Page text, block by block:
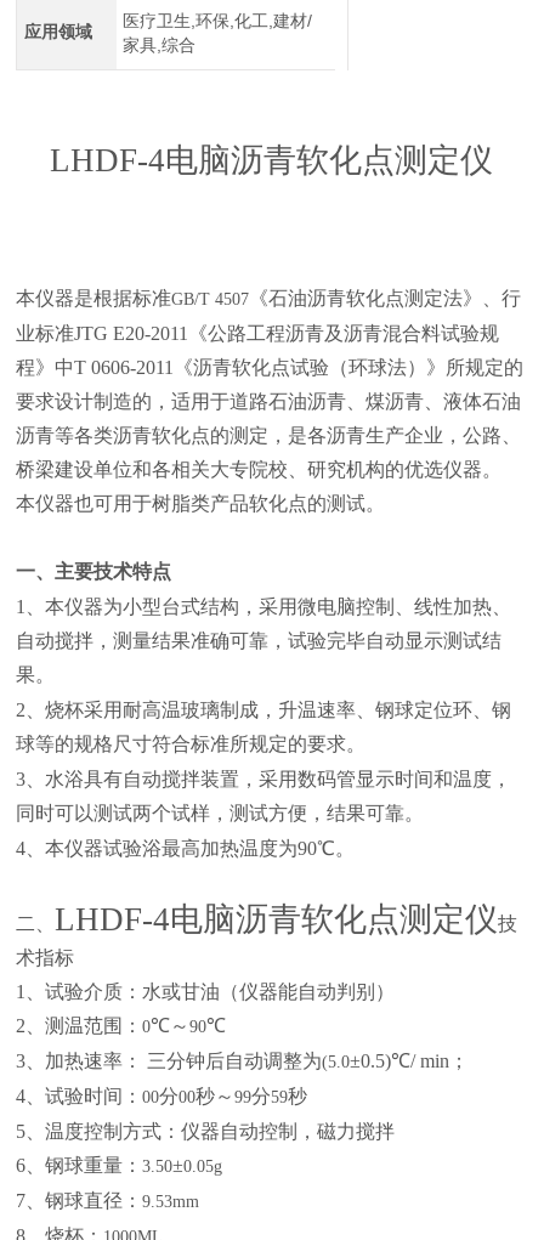
应用领域
医疗卫生,环保,化工,建材/
家具,综合
LHDF-4电脑沥青软化点测定仪
本仪器是根据标准GB/T 4507 《石油沥青软化点测定法》、行
业标准JTG E20-2011
《公路工程沥青及沥青混合料试验规
程》中T 0606-2011
《沥青软化点试验（环球法）》所规定的
要求设计制造的，适用于道路石油沥青、煤沥青、液体石油
沥青等各类沥青软化点的测定，是各沥青生产企业，公路、
桥梁建设单位和各相关大专院校、研究机构的优选仪器。
本仪器也可用于树脂类产品软化点的测试。
一、主要技术特点
1
、本仪器为小型台式结构，采用微电脑控制、线性加热、
自动搅拌，测量结果准确可靠，试验完毕自动显示测试结
果。
2 、烧杯采用耐高温玻璃制成，升温速率、钢球定位环、钢
球等的规格尺寸符合标准所规定的要求。
3 、水浴具有自动搅拌装置，采用数码管显示时间和温度，
同时可以测试两个试样，测试方便，结果可靠。
4 、本仪器试验浴最高加热温度为90℃。
二、 LHDF-4电脑沥青软化点测定仪技
术指标
1
、试验介质：水或甘油（仪器能自动判别）
2 、测温范围：0℃～90℃
3 、加热速率： 三分钟后自动调整为(5.0±0.5)℃/ min ；
4 、试验时间：00分00秒～99分59秒
5 、温度控制方式：仪器自动控制，磁力搅拌
6 、钢球重量：3.50±0.05g
7 、钢球直径：9.53mm
8 、烧杯：